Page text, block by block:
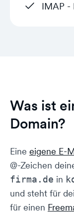
IMAP -
Was ist
Domain?
Eine eigene E-
@-Zeichen
firma.de in
und steht für
für einen